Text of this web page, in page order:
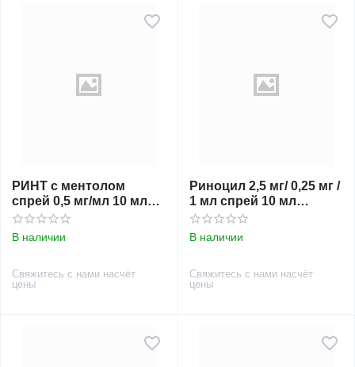
РИНТ с ментолом
спрей 0,5 мг/мл 10 мл
спрей наз.
В наличии
Свяжитесь с нами насчёт
цены
Риноцил 2,5 мг/ 0,25 мг /
1 мл спрей 10 мл
РУБИКОН
В наличии
Свяжитесь с нами насчёт
цены